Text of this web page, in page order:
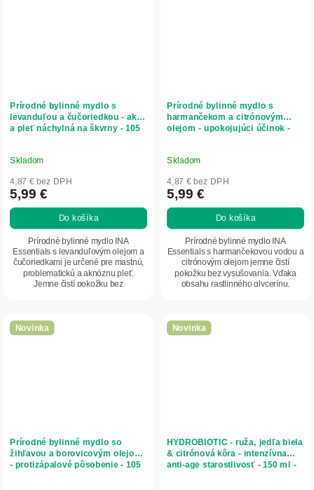
Prírodné bylinné mydlo s
levanduľou a čučoriedkou - akné
a pleť náchylná na škvrny - 105
Skladom
4,87 € bez DPH
5,99 €
Do košíka
Prírodné bylinné mydlo INA
Essentials s levanduľovým olejom a
čučoriedkami je určené pre mastnú,
problematickú a aknóznu pleť.
Jemne čistí pokožku bez
Prírodné bylinné mydlo s
harmančekom a citrónovým
olejom - upokojujúci účinok -
Skladom
4,87 € bez DPH
5,99 €
Do košíka
Prírodné bylinné mydlo INA
Essentials s harmančekovou vodou a
citrónovým olejom jemne čistí
pokožku bez vysušovania. Vďaka
obsahu rastlinného glycerínu,
Novinka
Prírodné bylinné mydlo so
žihľavou a borovicovým olejom
- protizápalové pôsobenie - 105
Novinka
HYDROBIOTIC - ruža, jedľa biela
& citrónová kôra - intenzívna
anti-age starostlivosť - 150 ml -